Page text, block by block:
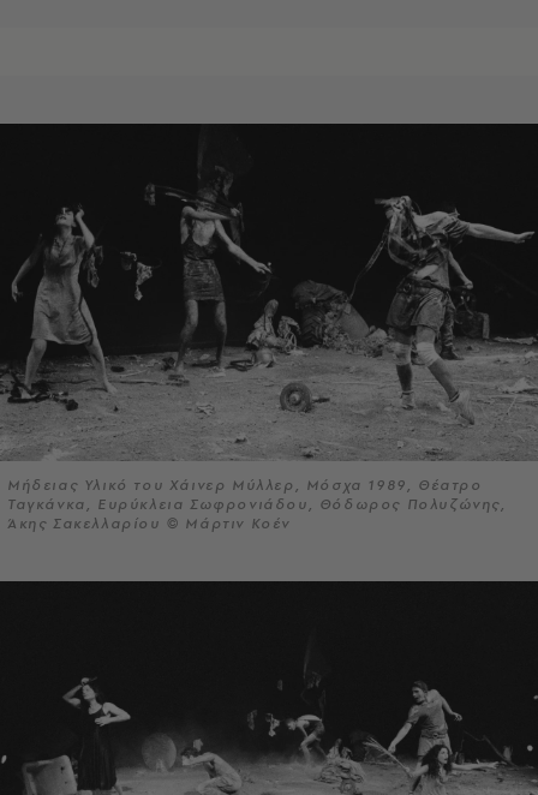
Μήδειας Υλικό του Χάινερ Μύλλερ, Μόσχα 1989, Θέατρο
Ταγκάνκα, Ευρύκλεια Σωφρονιάδου, Θόδωρος Πολυζώνης,
Άκης Σακελλαρίου © Μάρτιν Κοέν